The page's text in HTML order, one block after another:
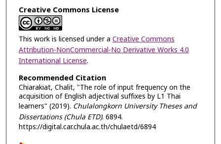
Creative Commons License
This work is licensed under a Creative Commons
Attribution-NonCommercial-No Derivative Works 4.0
International License.
Recommended Citation
Chiarakiat, Chalit, "The role of input frequency on the
acquisition of English adjectival suffixes by L1 Thai
learners" (2019). Chulalongkorn University Theses and
Dissertations (Chula ETD). 6894.
https://digital.car.chula.ac.th/chulaetd/6894